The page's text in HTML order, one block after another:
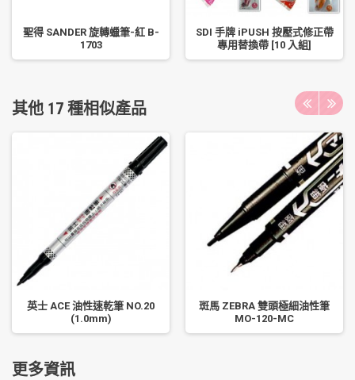
聖得 SANDER 旋轉蠟筆-紅 B-
1703
SDI 手牌 iPUSH 按壓式修正帶
專用替換帶 [10 入組]
其他 17 種相似產品
英士 ACE 油性速乾筆 NO.20
(1.0mm)
斑馬 ZEBRA 雙頭極細油性筆
MO-120-MC
更多資訊